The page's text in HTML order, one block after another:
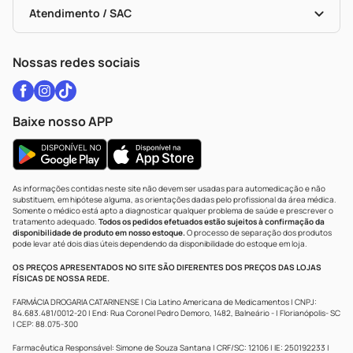
Políticas De Marketplace
Vacinas
Portal Da Privacidade
Atendimento / SAC
WhatsApp (47) 9202-1687
Nossas redes sociais
Baixe nosso APP
As informações contidas neste site não devem ser usadas para automedicação e não
substituem, em hipótese alguma, as orientações dadas pelo profissional da área médica.
Somente o médico está apto a diagnosticar qualquer problema de saúde e prescrever o
tratamento adequado. Todos os pedidos efetuados estão sujeitos à confirmação da
disponibilidade de produto em nosso estoque.O processo de separação dos produtos
pode levar até dois dias úteis dependendo da disponibilidade do estoque em loja.
OS PREÇOS APRESENTADOS NO SITE SÃO DIFERENTES DOS PREÇOS DAS LOJAS
FÍSICAS DE NOSSA REDE.
FARMÁCIA DROGARIA CATARINENSE | Cia Latino Americana de Medicamentos | CNPJ:
84.683.481/0012-20 | End: Rua Coronel Pedro Demoro, 1482, Balneário - | Florianópolis- SC
| CEP: 88.075-300
Farmacêutica Responsável: Simone de Souza Santana | CRF/SC: 12106 | IE: 250192233 |